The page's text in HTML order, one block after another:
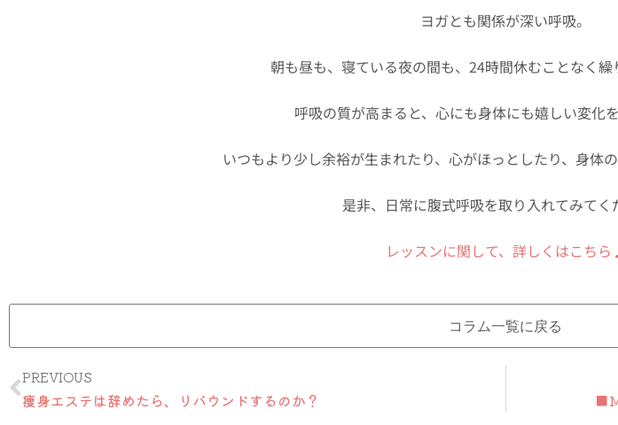
ヨガとも関係が深い呼吸。
朝も昼も、寝ている夜の間も、24時間休むことなく繰
呼吸の質が高まると、心にも身体にも嬉しい変化を
いつもより少し余裕が生まれたり、心がほっとしたり、身体
是非、日常に腹式呼吸を取り入れてみてく
レッスンに関して、詳しくはこち
コラム一覧に戻る
Prev
PREVIOUS
痩身エステは辞めたら、リバウンドするのか？